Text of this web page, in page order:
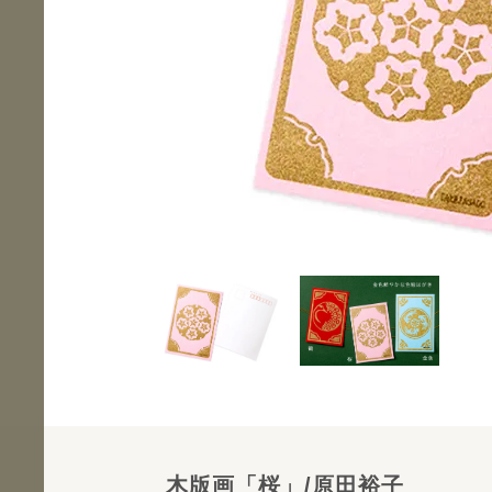
木版画「桜」/原田裕子